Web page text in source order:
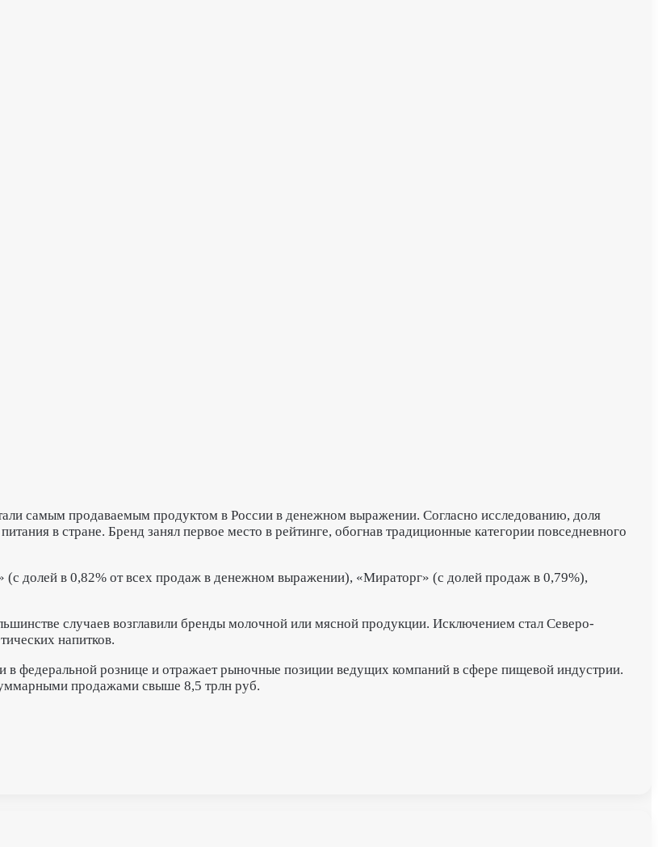
самым продаваемым продуктом в России в денежном выражении. Согласно исследованию, доля
в стране. Бренд занял первое место в рейтинге, обогнав традиционные категории повседневного
долей в 0,82% от всех продаж в денежном выражении), «Мираторг» (с долей продаж в 0,79%),
случаев возглавили бренды молочной или мясной продукции. Исключением стал Северо-
напитков.
федеральной рознице и отражает рыночные позиции ведущих компаний в сфере пищевой индустрии.
продажами свыше 8,5 трлн руб.